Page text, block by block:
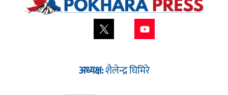
अध्यक्ष:शैलेन्द्र घिमिरे